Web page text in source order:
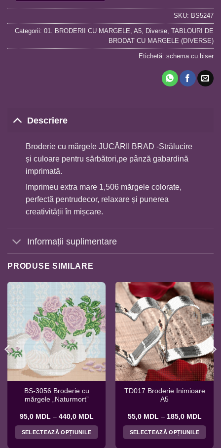
SKU: BS5247
Categorii: 01. BRODERII CU MARGELE, A5, Diverse, TABLOURI DE
BRODAT CU MARGELE (DIVERSE)
Etichetă: schema cu biser
Descriere
Broderie cu mărgele JUCĂRII BRAD -Strălucire
și culoare pentru sărbători,pe pânză gabardină
imprimată.
Imprimeu extra mare 1,506 mărgele colorate,
perfectă pentrudecor, relaxare și punerea
creativității în mișcare.
Informații suplimentare
PRODUSE SIMILARE
BS-3056 Broderie cu
mărgele „Naturmort”
95,0 MDL – 440,0 MDLInterval
prețuri:
95,0 MDL
SELECTEAZĂ OPȚIUNILE
TD017 Broderie Inimioare
A5
55,0 MDL – 185,0 MDL
55,0
SELECTEAZĂ OPȚIUNILE